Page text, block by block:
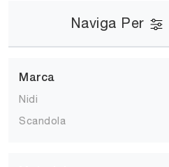
Naviga Per
Marca
Nidi
Scandola